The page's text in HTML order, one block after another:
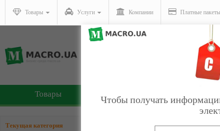
Товары Услуги Компании Платные пакеты
Товары
Текущая категория
Компании -
Чтобы получать